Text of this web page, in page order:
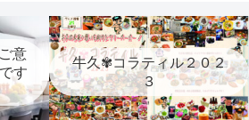
意
す
牛久✾コラティル２０２
３